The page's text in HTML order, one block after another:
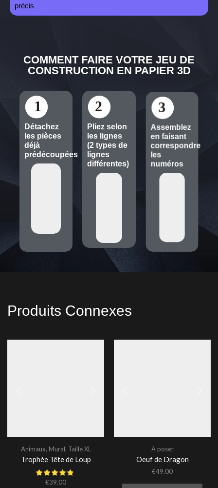
précis
COMMENT FAIRE VOTRE JEU DE
CONSTRUCTION EN PAPIER 3D
1
Détachez
les pièces
déjà
prédécoupées
2
Pliez selon
les lignes
(2 types de
lignes
différentes)
3
Assemblez
en faisant
correspondre
les
numéros
Produits Connexes
Animaux, Mural, Taille XL
Trophée Tête de Loup
€39.00
A poser
Oeuf de Dragon
€49.00